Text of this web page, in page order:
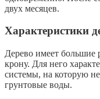
двух месяцев.
Характеристики
Дерево имеет
крону. Для него
системы, на которую
грунтовые воды.